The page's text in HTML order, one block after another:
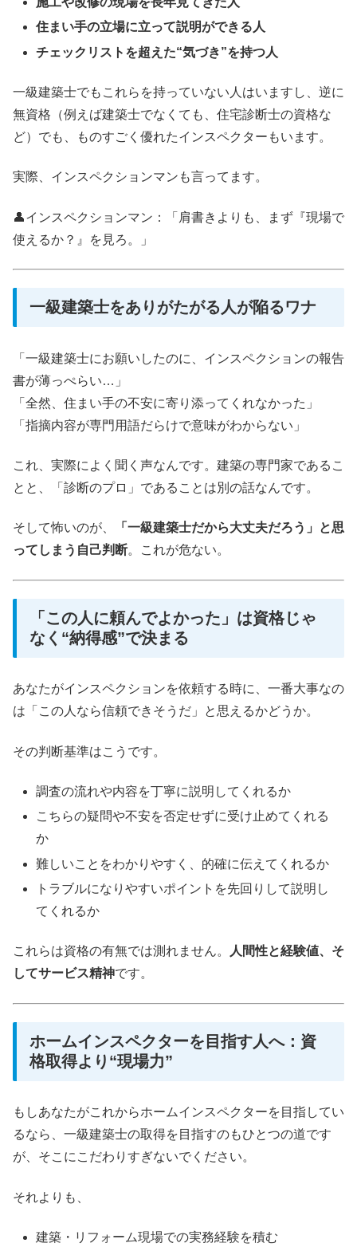
住まい手の立場に立って説明ができる人
チェックリストを超えた“気づき”を持つ人
一級建築士でもこれらを持っていない人はいますし、逆に
無資格（例えば建築士でなくても、住宅診断士の資格な
ど）でも、ものすごく優れたインスペクターもいます。
実際、インスペクションマンも言ってます。
👤インスペクションマン：「肩書きよりも、まず『現場で
使えるか？』を見ろ。」
一級建築士をありがたがる人が陥るワナ
「一級建築士にお願いしたのに、インスペクションの報告
書が薄っぺらい…」
「全然、住まい手の不安に寄り添ってくれなかった」
「指摘内容が専門用語だらけで意味がわからない」
これ、実際によく聞く声なんです。建築の専門家であるこ
とと、「診断のプロ」であることは別の話なんです。
そして怖いのが、
「一級建築士だから大丈夫だろう」と思
ってしまう自己判断。これが危ない。
「この人に頼んでよかった」は資格じゃ
なく“納得感”で決まる
あなたがインスペクションを依頼する時に、一番大事なの
は「この人なら信頼できそうだ」と思えるかどうか。
その判断基準はこうです。
調査の流れや内容を丁寧に説明してくれるか
こちらの疑問や不安を否定せずに受け止めてくれる
か
難しいことをわかりやすく、的確に伝えてくれるか
トラブルになりやすいポイントを先回りして説明し
てくれるか
これらは資格の有無では測れません。
人間性と経験値、そ
してサービス精神です。
ホームインスペクターを目指す人へ：資
格取得より“現場力”
もしあなたがこれからホームインスペクターを目指してい
るなら、一級建築士の取得を目指すのもひとつの道です
が、そこにこだわりすぎないでください。
それよりも、
建築・リフォーム現場での実務経験を積む